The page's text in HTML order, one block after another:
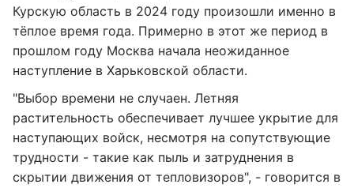
Курскую область в 2024 году произошли именно в
тёплое время года. Примерно в этот же период в
прошлом году Москва начала неожиданное
наступление в Харьковской области.
"Выбор времени не случаен. Летняя
растительность обеспечивает лучшее укрытие для
наступающих войск, несмотря на сопутствующие
трудности - такие как пыль и затруднения в
скрытии движения от тепловизоров", - говорится в